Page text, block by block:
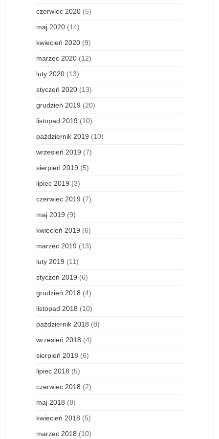
czerwiec 2020 (5)
maj 2020 (14)
kwiecień 2020 (9)
marzec 2020 (12)
luty 2020 (13)
styczeń 2020 (13)
grudzień 2019 (20)
listopad 2019 (10)
październik 2019 (10)
wrzesień 2019 (7)
sierpień 2019 (5)
lipiec 2019 (3)
czerwiec 2019 (7)
maj 2019 (9)
kwiecień 2019 (6)
marzec 2019 (13)
luty 2019 (11)
styczeń 2019 (6)
grudzień 2018 (4)
listopad 2018 (10)
październik 2018 (8)
wrzesień 2018 (4)
sierpień 2018 (6)
lipiec 2018 (5)
czerwiec 2018 (2)
maj 2018 (8)
kwiecień 2018 (5)
marzec 2018 (10)